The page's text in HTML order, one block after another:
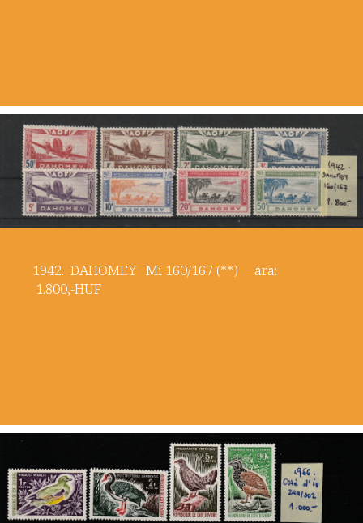
1942. DAHOMEY Mi 160/167 (**) ára:
1.800,-HUF